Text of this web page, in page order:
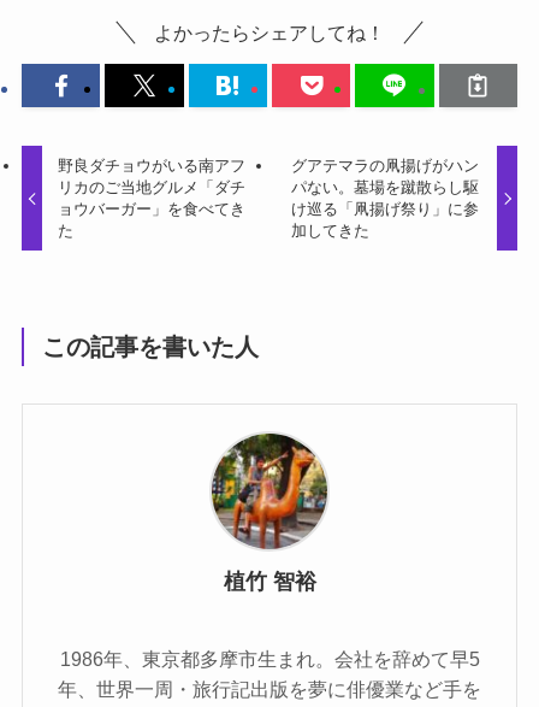
よかったらシェアしてね！
野良ダチョウがいる南アフ
リカのご当地グルメ「ダチ
ョウバーガー」を食べてき
た
グアテマラの凧揚げがハン
パない。墓場を蹴散らし駆
け巡る「凧揚げ祭り」に参
加してきた
この記事を書いた人
植竹 智裕
1986年、東京都多摩市生まれ。会社を辞めて早5
年、世界一周・旅行記出版を夢に俳優業など手を